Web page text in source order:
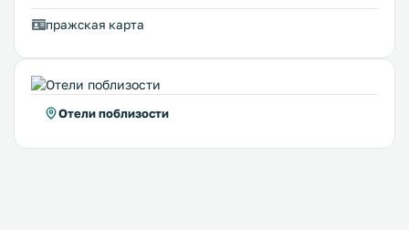
пражская карта
Отели поблизости